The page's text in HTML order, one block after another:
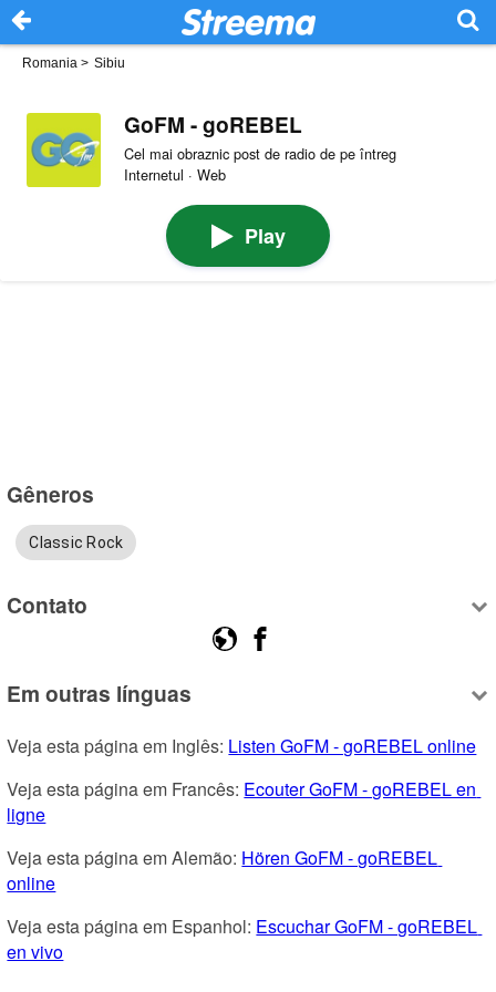
Romania > Sibiu
GoFM - goREBEL
Cel mai obraznic post de radio de pe întreg
Internetul · Web
Play
Gêneros
Classic Rock
Contato
Em outras línguas
Veja esta página em Inglês: Listen GoFM - goREBEL online
Veja esta página em Francês: Ecouter GoFM - goREBEL en
ligne
Veja esta página em Alemão: Hören GoFM - goREBEL
online
Veja esta página em Espanhol: Escuchar GoFM - goREBEL
en vivo